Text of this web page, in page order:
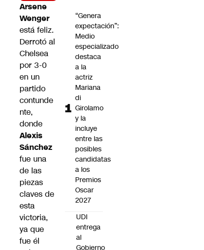
Arsene
Wenger
está feliz.
Derrotó al
Chelsea
por 3-0
en un
partido
contunde
nte,
donde
Alexis
Sánchez
fue una
de las
piezas
claves de
esta
victoria,
ya que
fue él
“Genera
expectación”:
Medio
especializado
destaca
a la
actriz
Mariana
di
Girolamo
y la
incluye
entre las
posibles
candidatas
a los
Premios
Oscar
2027
UDI
entrega
al
Gobierno